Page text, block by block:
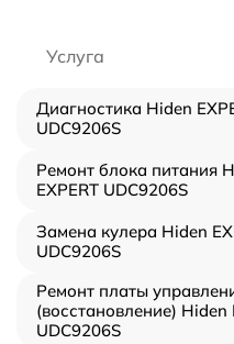
Услуга
Диагностика Hiden
UDC9206S
Ремонт блока питания
EXPERT UDC9206S
Замена кулера Hiden
UDC9206S
Ремонт платы
(восстановление) Hiden
UDC9206S